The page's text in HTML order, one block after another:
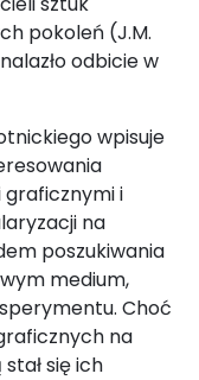
pokoleń (J.M.
odbicie w
wpisuje
i
na
poszukiwania
medium,
Choć
na
się ich